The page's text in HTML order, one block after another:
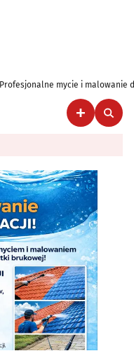
Profesjonalne mycie i malowanie